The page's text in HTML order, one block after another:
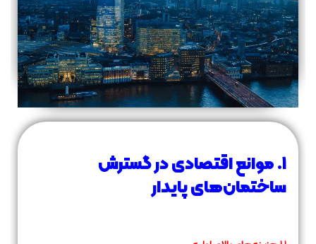
۱. موانع اقتصادی در گسترش
ساختمان‌های پایدار